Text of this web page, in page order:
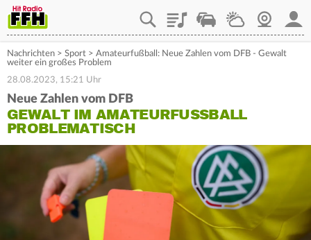
PlaylistStaupilotWetterWebcam
Nachrichten > Sport > Amateurfußball: Neue Zahlen vom DFB - Gewalt
weiter ein großes Problem
28.08.2023, 15:21 Uhr
Neue Zahlen vom DFB
GEWALT IM AMATEURFUSSBALL P
ROBLEMATISCH